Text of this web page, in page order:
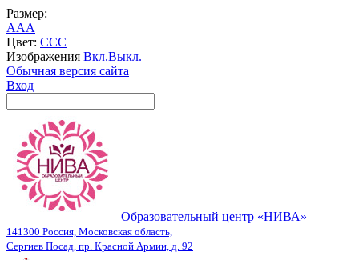
Размер:
AAA
Цвет: CCC
Изображения Вкл.Выкл.
Обычная версия сайта
Вход
Образовательный центр «НИВА»
141300 Россия, Московская область,
Сергиев Посад, пр. Красной Армии, д. 92